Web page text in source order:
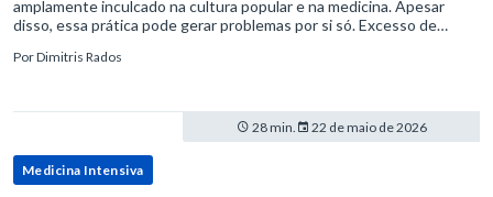
amplamente inculcado na cultura popular e na medicina. Apesar
disso, essa prática pode gerar problemas por si só. Excesso de
PorDimitris Rados
28 min. 22 de maio de 2026
Medicina Intensiva